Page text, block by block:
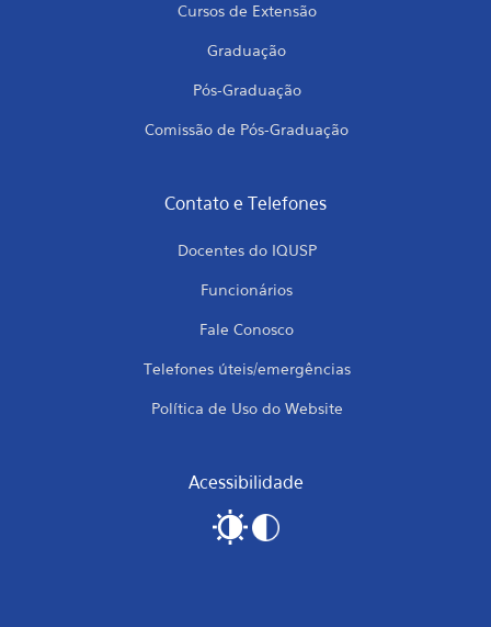
Cursos de Extensão
Graduação
Pós-Graduação
Comissão de Pós-Graduação
Contato e Telefones
Docentes do IQUSP
Funcionários
Fale Conosco
Telefones úteis/emergências
Política de Uso do Website
Acessibilidade